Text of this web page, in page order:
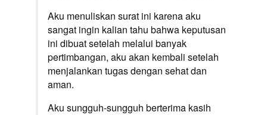
Aku menuliskan surat ini karena aku
sangat ingin kalian tahu bahwa keputusan
ini dibuat setelah melalui banyak
pertimbangan, aku akan kembali setelah
menjalankan tugas dengan sehat dan
aman.
Aku sungguh-sungguh berterima kasih